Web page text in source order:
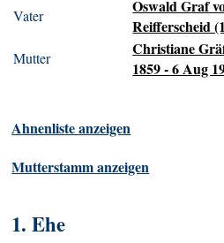
Vater
Oswald Graf
Reifferscheid
Mutter
Christiane
1859 - 6 Aug
Ahnenliste anzeigen
Mutterstamm anzeigen
1. Ehe